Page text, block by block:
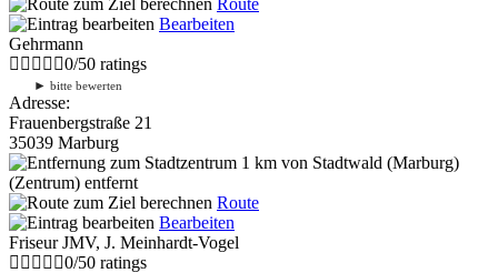
Bearbeiten
Gehrmann
0/50 ratings
► bitte bewerten
Adresse:
Frauenbergstraße 21
35039 Marburg
1 km von Stadtwald (Marburg)
(Zentrum) entfernt
Route
Bearbeiten
Friseur JMV, J. Meinhardt-Vogel
0/50 ratings